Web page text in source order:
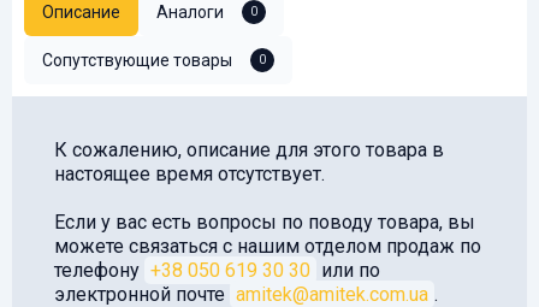
Описание Аналоги 0
Сопутствующие товары 0
К сожалению, описание для этого товара в
настоящее время отсутствует.
Если у вас есть вопросы по поводу товара, вы
можете связаться с нашим отделом продаж по
телефону +38 050 619 30 30 или по
электронной почте amitek@amitek.com.ua .